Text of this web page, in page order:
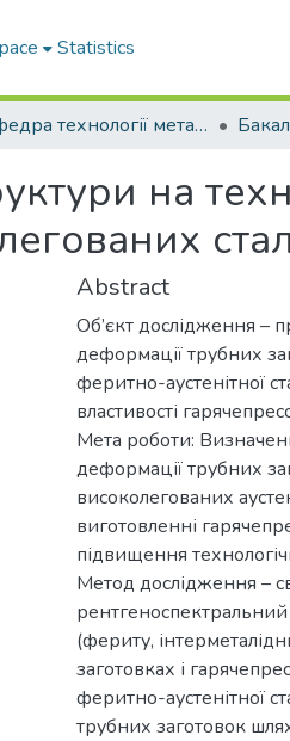
Statistics
Кафедра технології металів та матеріалознавства
на
Abstract
Об’єкт дослідження –
деформації трубних
феритно-аустенітної
властивості
Мета роботи:
деформації трубних
високолегованих
виготовленні
підвищення
Метод дослідження –
(фериту,
заготовках і
феритно-аустенітної
трубних заготовок